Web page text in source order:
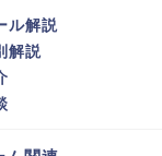
ル解説
解説